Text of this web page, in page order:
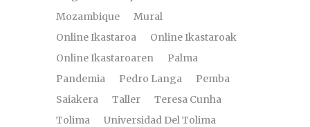
Mozambique
Mural
Online Ikastaroa
Online Ikastaroak
Online Ikastaroaren
Palma
Pandemia
Pedro Langa
Pemba
Saiakera
Taller
Teresa Cunha
Tolima
Universidad Del Tolima